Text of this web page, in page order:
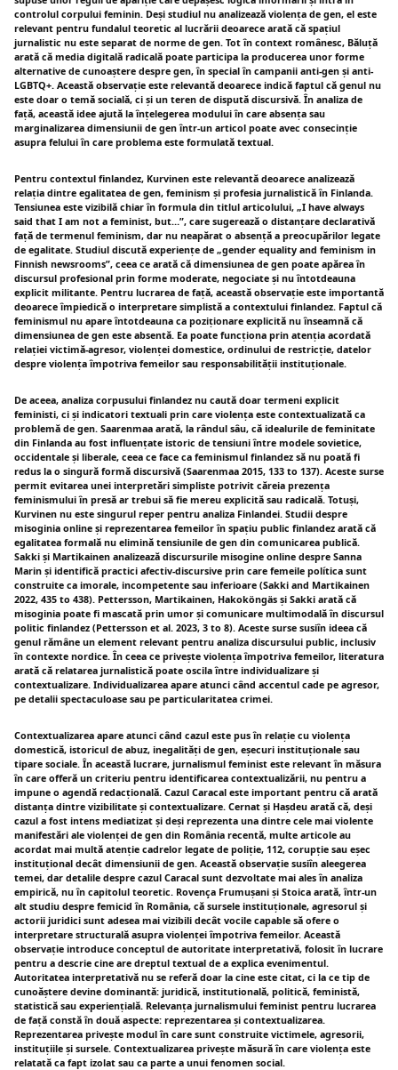
controlul corpului feminin. Deși studiul nu analizează violența de gen, el este
relevant pentru fundalul teoretic al lucrării deoarece arată că spațiul
jurnalistic nu este separat de norme de gen. Tot în context românesc, Băluță
arată că media digitală radicală poate participa la producerea unor forme
alternative de cunoaștere despre gen, în special în campanii anti-gen și anti-
LGBTQ+. Această observație este relevantă deoarece indică faptul că genul nu
este doar o temă socială, ci și un teren de dispută discursivă. În analiza de
față, această idee ajută la înțelegerea modului în care absența sau
marginalizarea dimensiunii de gen într-un articol poate avec consecinție
asupra felului în care problema este formulată textual.
Pentru contextul finlandez, Kurvinen este relevantă deoarece analizează
relația dintre egalitatea de gen, feminism și profesia jurnalistică în Finlanda.
Tensiunea este vizibilă chiar în formula din titlul articolului, „I have always
said that I am not a feminist, but…”, care sugerează o distanțare declarativă
față de termenul feminism, dar nu neapărat o absență a preocupărilor legate
de egalitate. Studiul discută experiențe de „gender equality and feminism in
Finnish newsrooms”, ceea ce arată că dimensiunea de gen poate apărea în
discursul profesional prin forme moderate, negociate și nu întotdeauna
explicit militante. Pentru lucrarea de față, această observație este importantă
deoarece împiedică o interpretare simplistă a contextului finlandez. Faptul că
feminismul nu apare întotdeauna ca poziționare explicită nu înseamnă că
dimensiunea de gen este absentă. Ea poate funcționa prin atenția acordată
relației victimă-agresor, violenței domestice, ordinului de restricție, datelor
despre violența împotriva femeilor sau responsabilității instituționale.
De aceea, analiza corpusului finlandez nu caută doar termeni explicit
feministi, ci și indicatori textuali prin care violența este contextualizată ca
problemă de gen. Saarenmaa arată, la rândul sâu, că idealurile de feminitate
din Finlanda au fost influențate istoric de tensiuni între modele sovietice,
occidentale și liberale, ceea ce face ca feminismul finlandez să nu poată fi
redus la o singură formă discursivă (Saarenmaa 2015, 133 to 137). Aceste surse
permit evitarea unei interpretări simpliste potrivit căreia prezența
feminismului în presă ar trebui să fie mereu explicită sau radicală. Totuși,
Kurvinen nu este singurul reper pentru analiza Finlandei. Studii despre
misoginia online și reprezentarea femeilor în spațiu public finlandez arată că
egalitatea formală nu elimină tensiunile de gen din comunicarea publică.
Sakki și Martikainen analizează discursurile misogine online despre Sanna
Marin și identifică practici afectiv-discursive prin care femeile política sunt
construite ca imorale, incompetente sau inferioare (Sakki and Martikainen
2022, 435 to 438). Pettersson, Martikainen, Hakoköngäs și Sakki arată că
misoginia poate fi mascată prin umor și comunicare multimodală în discursul
politic finlandez (Pettersson et al. 2023, 3 to 8). Aceste surse susiîn ideea că
genul rămâne un element relevant pentru analiza discursului public, inclusiv
în contexte nordice. În ceea ce privește violența împotriva femeilor, literatura
arată că relatarea jurnalistică poate oscila între individualizare și
contextualizare. Individualizarea apare atunci când accentul cade pe agresor,
pe detalii spectaculoase sau pe particularitatea crimei.
Contextualizarea apare atunci când cazul este pus în relație cu violența
domestică, istoricul de abuz, inegalități de gen, eșecuri instituționale sau
tipare sociale. În această lucrare, jurnalismul feminist este relevant în măsura
în care offeră un criteriu pentru identificarea contextualizării, nu pentru a
impune o agendă redacțională. Cazul Caracal este important pentru că arată
distanța dintre vizibilitate și contextualizare. Cernat și Hașdeu arată că, deși
cazul a fost intens mediatizat și deși reprezenta una dintre cele mai violente
manifestări ale violenței de gen din România recentă, multe articole au
acordat mai multă atenție cadrelor legate de poliție, 112, corupție sau eșec
instituțional decât dimensiunii de gen. Această observație susiîn aleegerea
temei, dar detalile despre cazul Caracal sunt dezvoltate mai ales în analiza
empirică, nu în capitolul teoretic. Rovença Frumușani și Stoica arată, într-un
alt studiu despre femicid în România, că sursele instituționale, agresorul și
actorii juridici sunt adesea mai vizibili decât vocile capable să ofere o
interpretare structurală asupra violenței împotriva femeilor. Această
observație introduce conceptul de autoritate interpretativă, folosit în lucrare
pentru a descrie cine are dreptul textual de a explica evenimentul.
Autoritatea interpretativă nu se referă doar la cine este citat, ci la ce tip de
cunoăștere devine dominantă: juridică, institutională, politică, feministă,
statistică sau experiențială. Relevanța jurnalismului feminist pentru lucrarea
de față constă în două aspecte: reprezentarea și contextualizarea.
Reprezentarea privește modul în care sunt construite victimele, agresorii,
instituțiile și sursele. Contextualizarea privește măsură în care violența este
relatată ca fapt izolat sau ca parte a unui fenomen social.